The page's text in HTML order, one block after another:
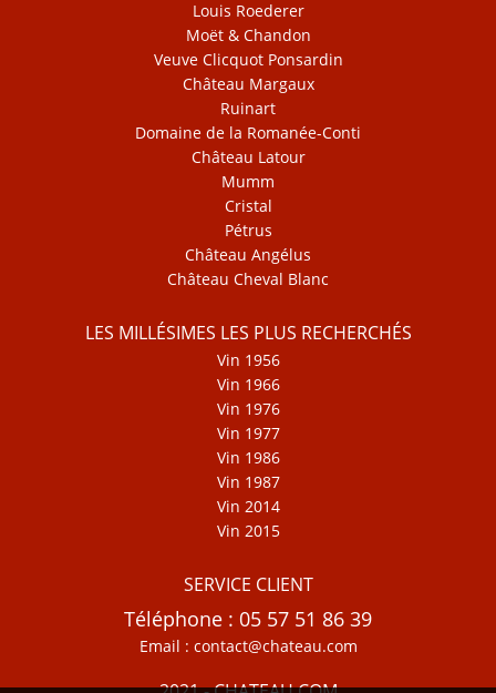
Louis Roederer
Moët & Chandon
Veuve Clicquot Ponsardin
Château Margaux
Ruinart
Domaine de la Romanée-Conti
Château Latour
Mumm
Cristal
Pétrus
Château Angélus
Château Cheval Blanc
LES MILLÉSIMES LES PLUS RECHERCHÉS
Vin 1956
Vin 1966
Vin 1976
Vin 1977
Vin 1986
Vin 1987
Vin 2014
Vin 2015
SERVICE CLIENT
Téléphone : 05 57 51 86 39
Email : contact@chateau.com